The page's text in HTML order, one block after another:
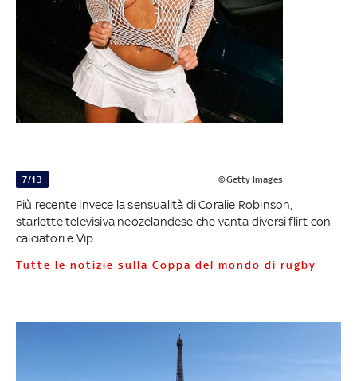
7/13 ©Getty Images
Più recente invece la sensualità di Coralie Robinson,
starlette televisiva neozelandese che vanta diversi flirt con
calciatori e Vip
Tutte le notizie sulla Coppa del mondo di rugby